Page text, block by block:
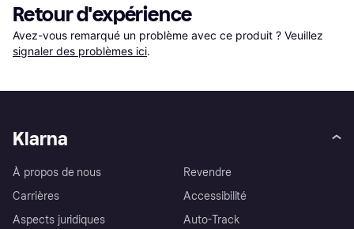
Retour d'expérience
Avez-vous remarqué un problème avec ce produit ? Veuillez
signaler des problèmes ici.
Klarna
À propos de nous
Carrières
Aspects juridiques
Revendre
Accessibilité
Auto-Track